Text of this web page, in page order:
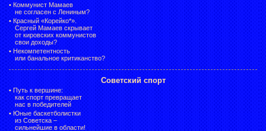
• Коммунист Мамаев
не согласен с Лениным?
• Красный «Корейко*».
Сергей Мамаев скрывает
от кировских коммунистов
свои доходы?
• Некомпетентность
или банальное критиканство?
Советский спорт
• Путь к вершине:
как спорт превращает
нас в победителей
• Юные баскетболистки
из Советска –
сильнейшие в области!